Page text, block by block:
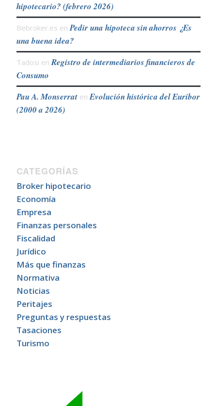
hipotecario? (febrero 2026)
Bebroker.es enPedir una hipoteca sin ahorros ¿Es
una buena idea?
Tadosi enRegistro de intermediarios financieros de
Consumo
Pau A. MonserratenEvolución histórica del Euribor
(2000 a 2026)
CATEGORÍAS
Broker hipotecario
Economía
Empresa
Finanzas personales
Fiscalidad
Jurídico
Más que finanzas
Normativa
Noticias
Peritajes
Preguntas y respuestas
Tasaciones
Turismo